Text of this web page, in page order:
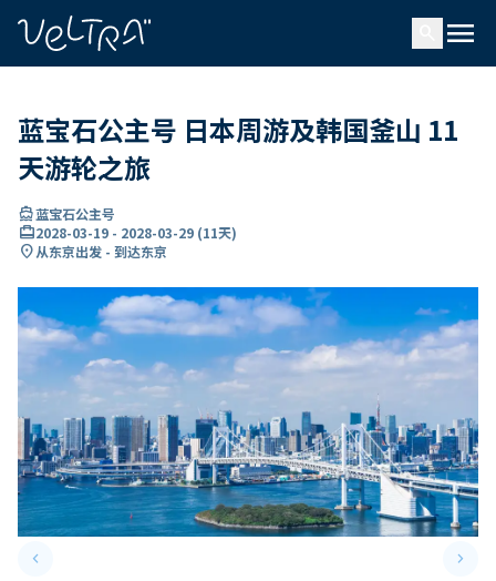
menu
蓝宝石公主号 日本周游及韩国釜山 11
天游轮之旅
directions_boat蓝宝石公主号
card_travel2028-03-19 - 2028-03-29 (11天)
location_on从东京出发 - 到达东京
keyboard_arrow_leftPrevious slide keyboard_arrow_right